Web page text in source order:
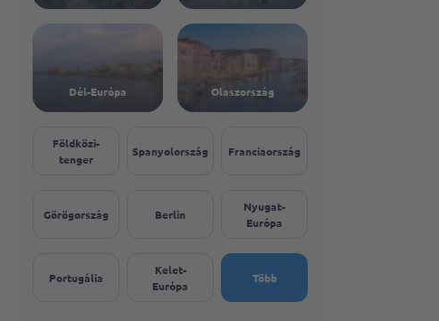
Dél-Európa Olaszország
Földközi-
tenger
Spanyolország Franciaország
Görögország Berlin
Nyugat-
Európa
Portugália
Kelet-
Európa
Több